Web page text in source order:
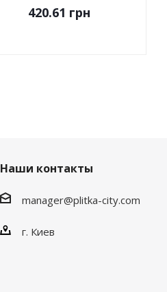
420.61 грн
Наши контакты
manager@plitka-city.com
г. Киев